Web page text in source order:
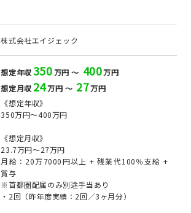
株式会社エイジェック
想定年収350万円 ～ 400万円
想定月収 24万円 ～ 27万円
《想定年収》
350万円～400万円
《想定月収》
23.7万円～27万円
月給：20万7000円以上 + 残業代100％支給 +
賞与
※首都圏配属のみ別途手当あり
・2回（昨年度実績：2回／3ヶ月分）